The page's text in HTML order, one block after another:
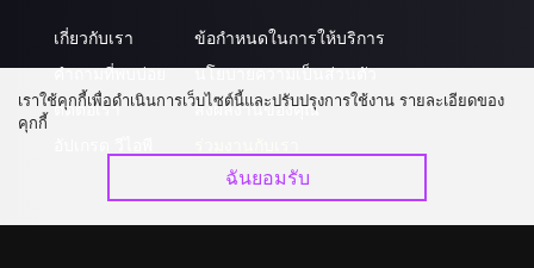
เกี่ยวกับเรา
คำถามที่พบบ่อย
ติดต่อเรา
ข้อกำหนดในการให้บริการ
นโยบายความเป็นส่วนตัว
ส่งผลงานของคุณ
เราใช้คุกกี้เพื่อดำเนินการเว็บไซต์นี้และปรับปรุงการใช้งาน รายละเอียดของ
คุกกี้
ฉันยอมรับ